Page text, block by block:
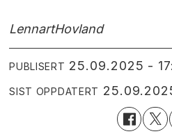
LennartHovland
PUBLISERT 25.09.2025 -
SIST OPPDATERT